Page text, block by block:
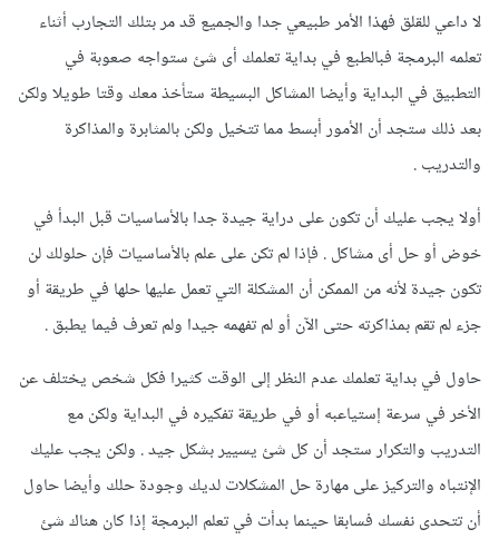
لا داعي للقلق فهذا الأمر طبيعي جدا والجميع قد مر بتلك التجارب أثناء
تعلمه البرمجة فبالطبع في بداية تعلمك أى شئ ستواجه صعوبة في
التطبيق في البداية وأيضا المشاكل البسيطة ستأخذ معك وقتا طويلا ولكن
بعد ذلك ستجد أن الأمور أبسط مما تتخيل ولكن بالمثابرة والمذاكرة
والتدريب .
أولا يجب عليك أن تكون على دراية جيدة جدا بالأساسيات قبل البدأ في
خوض أو حل أى مشاكل . فإذا لم تكن على علم بالأساسيات فإن حلولك لن
تكون جيدة لأنه من الممكن أن المشكلة التي تعمل عليها حلها في طريقة أو
جزء لم تقم بمذاكرته حتى الآن أو لم تفهمه جيدا ولم تعرف فيما يطبق .
حاول في بداية تعلمك عدم النظر إلى الوقت كثيرا فكل شخص يختلف عن
الأخر في سرعة إستياعبه أو في طريقة تفكيره في البداية ولكن مع
التدريب والتكرار ستجد أن كل شئ يسيير بشكل جيد . ولكن يجب عليك
الإنتباه والتركيز على مهارة حل المشكلات لديك وجودة حلك وأيضا حاول
أن تتحدى نفسك فسابقا حينما بدأت في تعلم البرمجة إذا كان هناك شئ